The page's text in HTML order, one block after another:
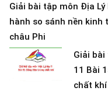
Giải bài tập môn Địa
hành so sánh nền kinh
châu Phi
Giải bài
11 Bài
chất khí